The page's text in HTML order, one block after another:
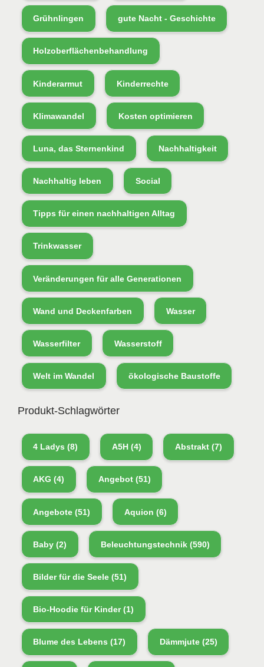
Grühnlingen gute Nacht - Geschichte
Holzoberflächenbehandlung
Kinderarmut Kinderrechte
Klimawandel Kosten optimieren
Luna, das Sternenkind Nachhaltigkeit
Nachhaltig leben Social
Tipps für einen nachhaltigen Alltag
Trinkwasser
Veränderungen für alle Generationen
Wand und Deckenfarben Wasser
Wasserfilter Wasserstoff
Welt im Wandel ökologische Baustoffe
Produkt-Schlagwörter
4 Ladys (8) A5H(4) Abstrakt(7)
AKG (4) Angebot(51)
Angebote (51) Aquion (6)
Baby (2) Beleuchtungstechnik(590)
Bilder für die Seele (51)
Bio-Hoodie für Kinder(1)
Blume des Lebens (17) Dämmjute(25)